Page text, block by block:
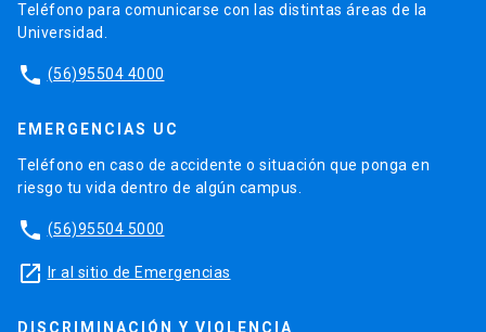
Teléfono para comunicarse con las distintas áreas de la
Universidad.
phone (56)95504 4000
EMERGENCIAS UC
Teléfono en caso de accidente o situación que ponga en
riesgo tu vida dentro de algún campus.
phone (56)95504 5000
launch Ir al sitio de Emergencias
DISCRIMINACIÓN Y VIOLENCIA